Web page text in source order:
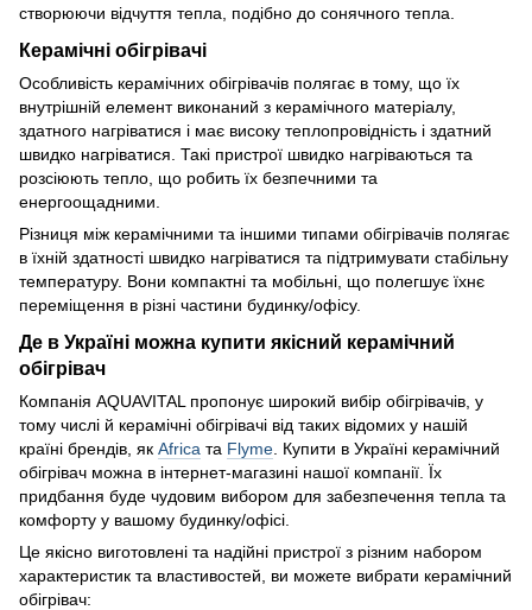
створюючи відчуття тепла, подібно до сонячного тепла.
Керамічні обігрівачі
Особливість керамічних обігрівачів полягає в тому, що їх
внутрішній елемент виконаний з керамічного матеріалу,
здатного нагріватися і має високу теплопровідність і здатний
швидко нагріватися. Такі пристрої швидко нагріваються та
розсіюють тепло, що робить їх безпечними та
енергоощадними.
Різниця між керамічними та іншими типами обігрівачів полягає
в їхній здатності швидко нагріватися та підтримувати стабільну
температуру. Вони компактні та мобільні, що полегшує їхнє
переміщення в різні частини будинку/офісу.
Де в Україні можна купити якісний керамічний
обігрівач
Компанія AQUAVITAL пропонує широкий вибір обігрівачів, у
тому числі й керамічні обігрівачі від таких відомих у нашій
країні брендів, як Africa та Flyme . Купити в Україні керамічний
обігрівач можна в інтернет-магазині нашої компанії. Їх
придбання буде чудовим вибором для забезпечення тепла та
комфорту у вашому будинку/офісі.
Це якісно виготовлені та надійні пристрої з різним набором
характеристик та властивостей, ви можете вибрати керамічний
обігрівач: